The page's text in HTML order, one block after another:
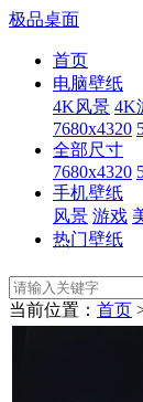
极品桌面
首页
电脑壁纸
4K风景 4K
7680x4320
全部尺寸
7680x4320
手机壁纸
风景 游戏
热门壁纸
当前位置： 首页